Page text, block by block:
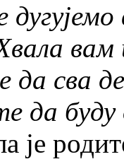
сва
да
је